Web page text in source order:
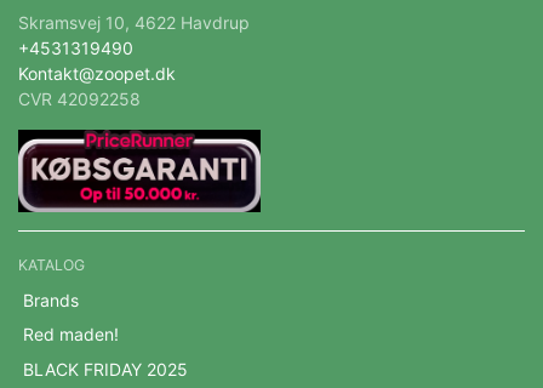
Skramsvej 10, 4622 Havdrup
+4531319490
Kontakt@zoopet.dk
CVR 42092258
KATALOG
Brands
Red maden!
BLACK FRIDAY 2025